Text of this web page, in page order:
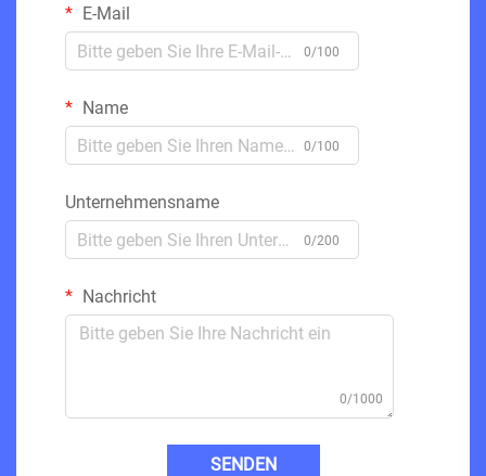
E-Mail
0/100
Name
0/100
Unternehmensname
0/200
Nachricht
0/1000
SENDEN